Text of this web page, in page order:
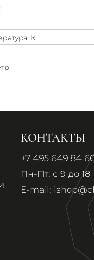
К:
КОНТАКТЫ
+7 495 649 84
Пн-Пт: с 9 до 18
E-mail: